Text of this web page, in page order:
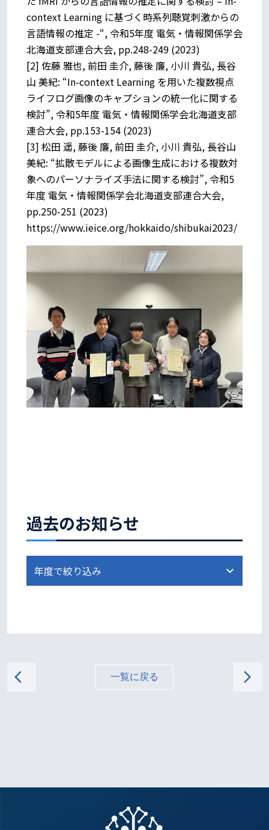
過去のお知らせ
context Learning に基づく時系列聴覚刺激からの
言語情報の推定 -“, 令和5年度 電気・情報関係学会
北海道支部連合大会, pp.248-249 (2023)
[2] 佐藤 雅也, 前田 圭介, 藤後 廉, 小川 貴弘, 長谷
山 美紀: “In-context Learning を用いた複数視点
ライフログ画像のキャプションの統一化に関する
検討”, 令和5年度 電気・情報関係学会北海道支部
連合大会, pp.153-154 (2023)
[3] 松田 遥, 藤後 廉, 前田 圭介, 小川 貴弘, 長谷山
美紀: “拡散モデルによる画像生成における複数対
象へのパーソナライズ手法に関する検討”, 令和5
年度 電気・情報関係学会北海道支部連合大会,
pp.250-251 (2023)
https://www.ieice.org/hokkaido/shibukai2023/
arrow_back_ios 一覧に戻る arrow_forward_ios